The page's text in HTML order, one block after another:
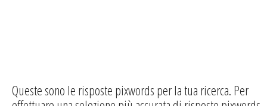
Queste sono le risposte pixwords per la tua ricerca. Per